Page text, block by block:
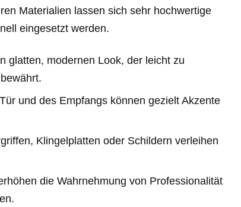
Materialien lassen sich sehr hochwertige
eingesetzt werden.
glatten, modernen Look, der leicht zu
und des Empfangs können gezielt Akzente
Klingelplatten oder Schildern verleihen
die Wahrnehmung von Professionalität